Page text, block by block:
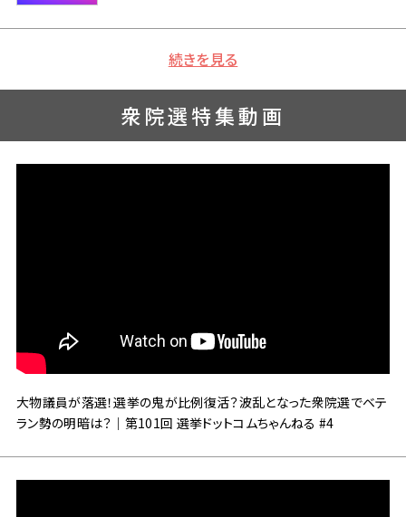
続きを見る
衆院選特集動画
大物議員が落選！選挙の鬼が比例復活？波乱となった衆院選でベテ
ラン勢の明暗は？｜第101回 選挙ドットコムちゃんねる #4